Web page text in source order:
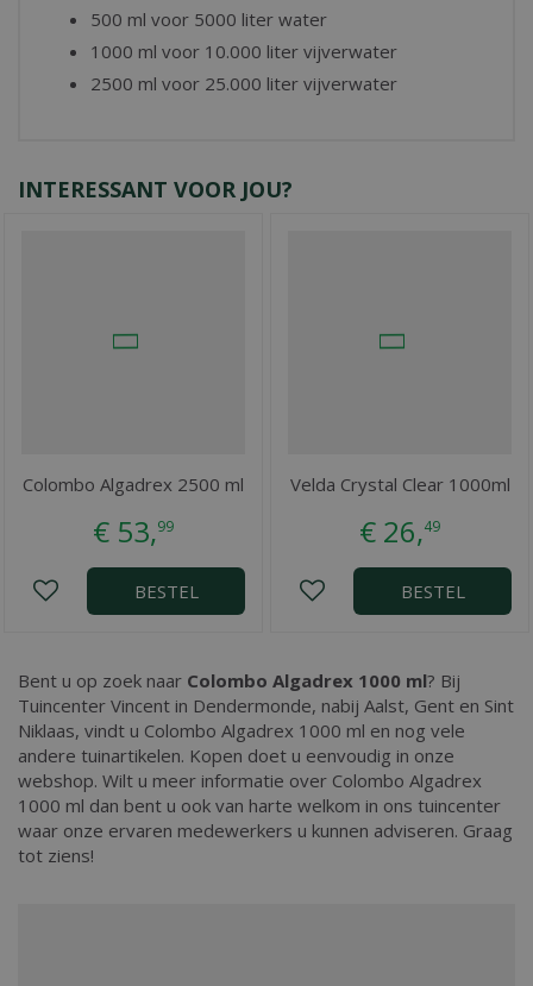
500 ml voor 5000 liter water
1000 ml voor 10.000 liter vijverwater
2500 ml voor 25.000 liter vijverwater
INTERESSANT VOOR JOU?
Colombo Algadrex 2500 ml
€ 53,99
BESTEL
Velda Crystal Clear 1000ml
€ 26,49
BESTEL
Bent u op zoek naar Colombo Algadrex 1000 ml? Bij
Tuincenter Vincent in Dendermonde, nabij Aalst, Gent en Sint
Niklaas, vindt u Colombo Algadrex 1000 ml en nog vele
andere tuinartikelen. Kopen doet u eenvoudig in onze
webshop. Wilt u meer informatie over Colombo Algadrex
1000 ml dan bent u ook van harte welkom in ons tuincenter
waar onze ervaren medewerkers u kunnen adviseren. Graag
tot ziens!